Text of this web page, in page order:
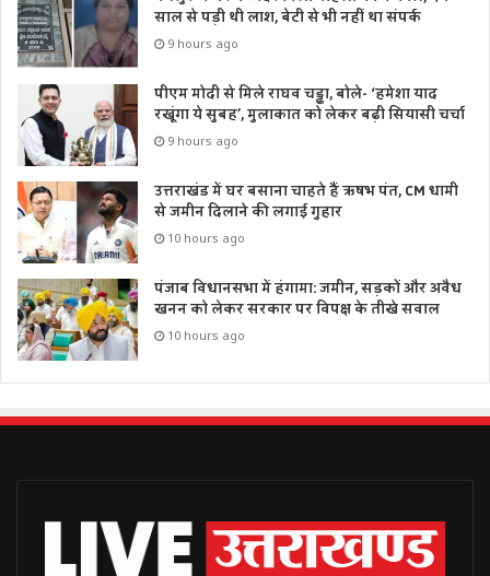
साल से पड़ी थी लाश, बेटी से भी नहीं था संपर्क
9 hours ago
पीएम मोदी से मिले राघव चड्ढा, बोले- ‘हमेशा याद
रखूंगा ये सुबह’, मुलाकात को लेकर बढ़ी सियासी चर्चा
9 hours ago
उत्तराखंड में घर बसाना चाहते हैं ऋषभ पंत, CM धामी
से जमीन दिलाने की लगाई गुहार
10 hours ago
पंजाब विधानसभा में हंगामा: जमीन, सड़कों और अवैध
खनन को लेकर सरकार पर विपक्ष के तीखे सवाल
10 hours ago